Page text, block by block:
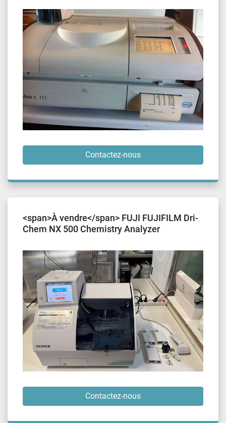
Contactez-nous
<span>À vendre</span> FUJI FUJIFILM Dri-
Chem NX 500 Chemistry Analyzer
Contactez-nous